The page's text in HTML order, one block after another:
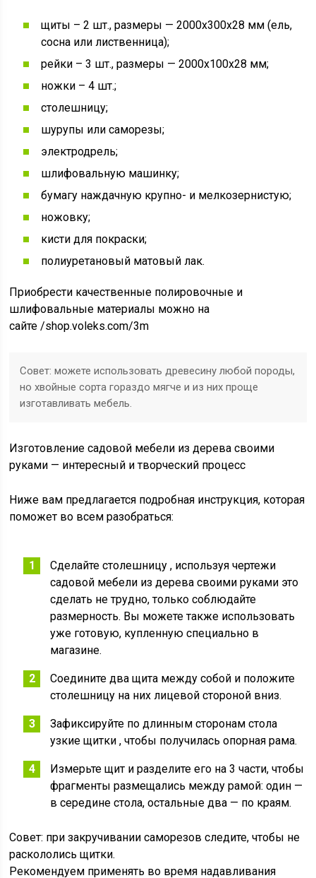
щиты – 2 шт., размеры — 2000х300х28 мм (ель,
сосна или лиственница);
рейки – 3 шт., размеры — 2000х100х28 мм;
ножки – 4 шт.;
столешницу;
шурупы или саморезы;
электродрель;
шлифовальную машинку;
бумагу наждачную крупно- и мелкозернистую;
ножовку;
кисти для покраски;
полиуретановый матовый лак.
Приобрести качественные полировочные и
шлифовальные материалы можно на
сайте /shop.voleks.com/3m
Совет: можете использовать древесину любой породы,
но хвойные сорта гораздо мягче и из них проще
изготавливать мебель.
Изготовление садовой мебели из дерева своими
руками — интересный и творческий процесс
Ниже вам предлагается подробная инструкция, которая
поможет во всем разобраться:
Сделайте столешницу , используя чертежи
садовой мебели из дерева своими руками это
сделать не трудно, только соблюдайте
размерность. Вы можете также использовать
уже готовую, купленную специально в
магазине.
Соедините два щита между собой и положите
столешницу на них лицевой стороной вниз.
Зафиксируйте по длинным сторонам стола
узкие щитки , чтобы получилась опорная рама.
Измерьте щит и разделите его на 3 части, чтобы
фрагменты размещались между рамой: один —
в середине стола, остальные два — по краям.
Совет: при закручивании саморезов следите, чтобы не
раскололись щитки.
Рекомендуем применять во время надавливания